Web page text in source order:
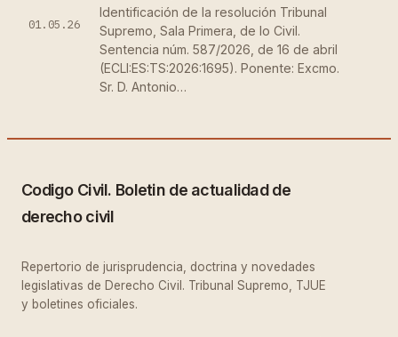
01.05.26
Identificación de la resolución Tribunal
Supremo, Sala Primera, de lo Civil.
Sentencia núm. 587/2026, de 16 de abril
(ECLI:ES:TS:2026:1695). Ponente: Excmo.
Sr. D. Antonio…
Codigo Civil. Boletin de actualidad de
derecho civil
Repertorio de jurisprudencia, doctrina y novedades
legislativas de Derecho Civil. Tribunal Supremo, TJUE
y boletines oficiales.